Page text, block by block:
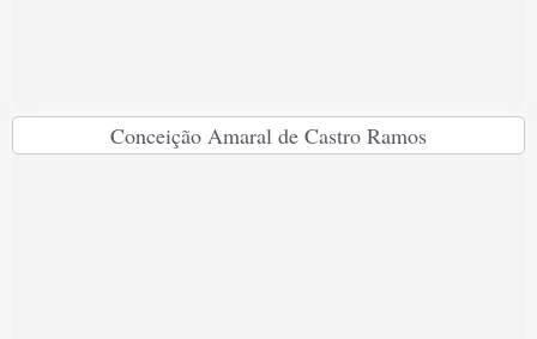
Conceição Amaral de Castro Ramos